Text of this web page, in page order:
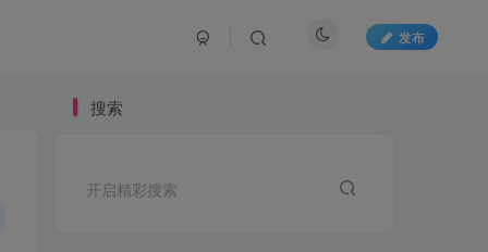
发布
搜索
开启精彩搜索